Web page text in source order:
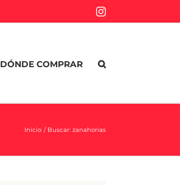
Instagram
DÓNDE COMPRAR
Inicio Buscar: zanahorias